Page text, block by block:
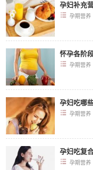
孕妇补充
孕期营养
怀孕各阶
孕期营养
孕妇吃哪
孕期营养
孕妇吃复
孕期营养